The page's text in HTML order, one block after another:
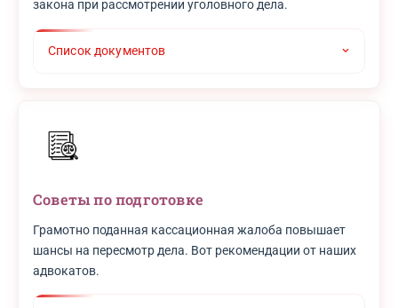
закона при рассмотрении уголовного дела.
Список документов
Советы по подготовке
Грамотно поданная кассационная жалоба повышает
шансы на пересмотр дела. Вот рекомендации от наших
адвокатов.